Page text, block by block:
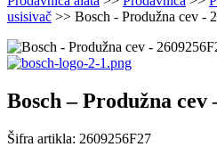
usisivač >> Bosch - Produžna cev -
Bosch – Produžna cev
Šifra artikla: 2609256F27